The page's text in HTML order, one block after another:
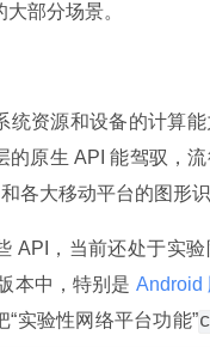
部分场景。
统资源和设备的计算
的原生 API 能驾驭，
和各大移动平台的图形识
API，当前还处于实验
本中，特别是 Android
“实验性网络平台功能”